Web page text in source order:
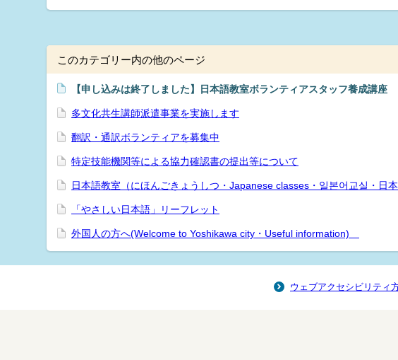
このカテゴリー内の他のページ
【申し込みは終了しました】日本語教室ボランティアスタッフ養成講座
多文化共生講師派遣事業を実施します
翻訳・通訳ボランティアを募集中
特定技能機関等による協力確認書の提出等について
日本語教室（にほんごきょうしつ・Japanese classes・일본어교실・日
「やさしい日本語」リーフレット
外国人の方へ(Welcome to Yoshikawa city・Useful information)
ウェブアクセシビリティ